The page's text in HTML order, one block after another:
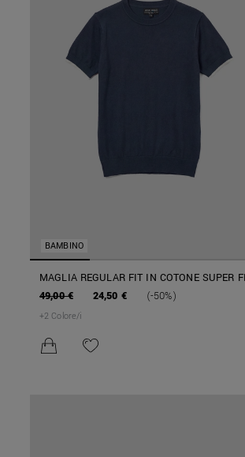
BAMBINO
MAGLIA REGULAR FIT IN COTONE SUPER
49,00 €
24,50 € (-50%)
+2 Colore/i